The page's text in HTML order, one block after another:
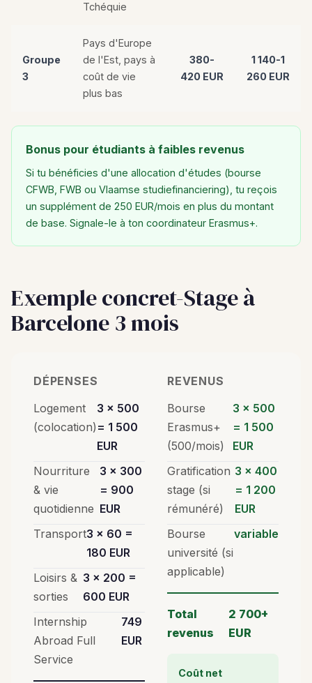
Tchéquie
Groupe
3
Pays d'Europe
de l'Est, pays à
coût de vie
plus bas
380-
420 EUR
1 140-1
260 EUR
Bonus pour étudiants à faibles revenus
Si tu bénéficies d'une allocation d'études (bourse
CFWB, FWB ou Vlaamse studiefinanciering), tu reçois
un supplément de 250 EUR/mois en plus du montant
de base. Signale-le à ton coordinateur Erasmus+.
Exemple concret-Stage à
Barcelone 3 mois
DÉPENSES
Logement
(colocation)
3 × 500
= 1 500
EUR
Nourriture
& vie
quotidienne
3 × 300
= 900
EUR
Transport3 × 60 =
180 EUR
Loisirs &
sorties
3 × 200 =
600 EUR
Internship
Abroad Full
Service
749
EUR
REVENUS
Bourse
Erasmus+
(500/mois)
3 × 500
= 1 500
EUR
Gratification
stage (si
rémunéré)
3 × 400
= 1 200
EUR
Bourse
université (si
applicable)
variable
Total
revenus
2 700+
EUR
Coût net